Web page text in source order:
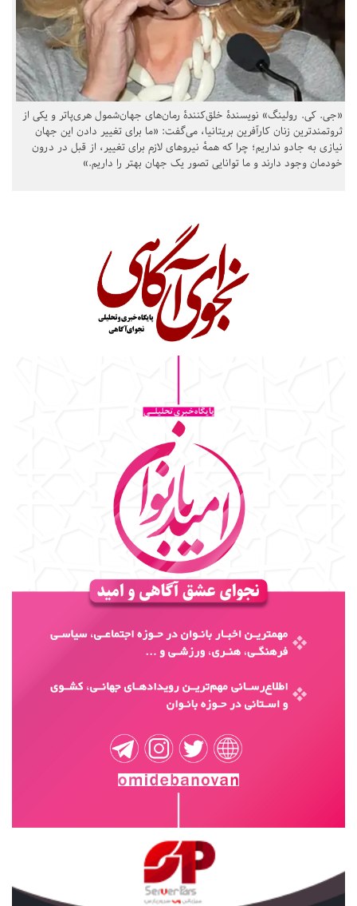
«جی. کی. رولینگ» نویسندهٔ خلق‌کنندهٔ رمان‌های جهان‌شمول هری‌پاتر و یکی از
ثروتمندترین زنان کارآفرین بریتانیا، می‌گفت: «ما برای تغییر دادن این جهان
نیازی به جادو نداریم؛ چرا که همهٔ نیروهای لازم برای تغییر، از قبل در درون
خودمان وجود دارند و ما توانایی تصور یک جهان بهتر را داریم.»